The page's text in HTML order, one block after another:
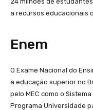
a recursos educacionais
Enem
O Exame Nacional do
à educação superior no
pelo MEC como o
Programa Universidade